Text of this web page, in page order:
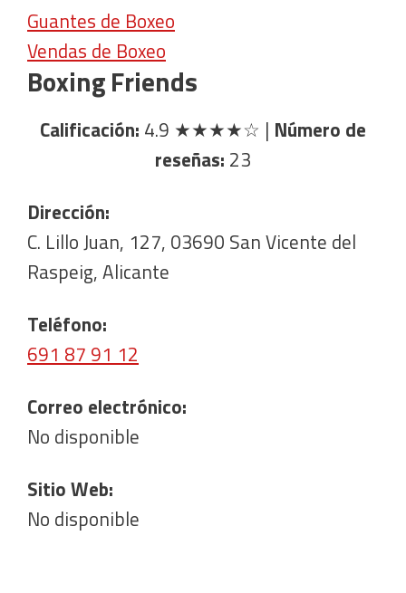
Guantes de Boxeo
Vendas de Boxeo
Boxing Friends
Calificación: 4.9 ★★★★☆ | Número de
reseñas: 23
Dirección:
C. Lillo Juan, 127, 03690 San Vicente del
Raspeig, Alicante
Teléfono:
691 87 91 12
Correo electrónico:
No disponible
Sitio Web:
No disponible